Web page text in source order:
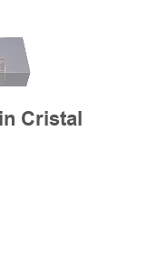
Cristal